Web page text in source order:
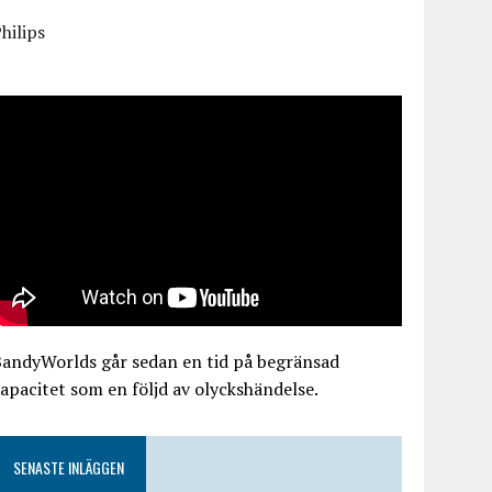
går sedan en tid på begränsad
som en följd av olyckshändelse.
SENASTE INLÄGGEN